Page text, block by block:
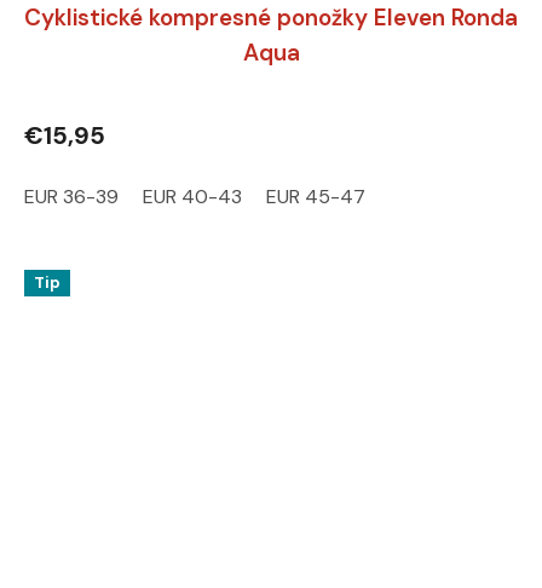
Cyklistické kompresné ponožky Eleven Ronda
Aqua
€15,95
EUR 36-39 EUR 40-43 EUR 45-47
Tip